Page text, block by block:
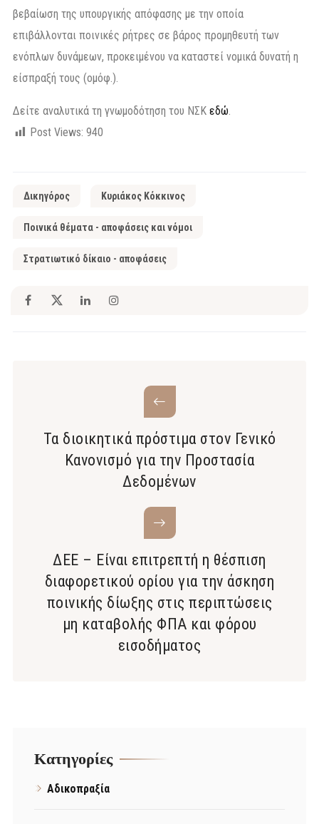
βεβαίωση της υπουργικής απόφασης με την οποία
επιβάλλονται ποινικές ρήτρες σε βάρος προμηθευτή των
ενόπλων δυνάμεων, προκειμένου να καταστεί νομικά δυνατή η
είσπραξή τους (ομόφ.).
Δείτε αναλυτικά τη γνωμοδότηση του ΝΣΚ εδώ
Post Views: 940
Δικηγόρος Κυριάκος Κόκκινος
Ποινικά θέματα - αποφάσεις και νόμοι
Στρατιωτικό δίκαιο - αποφάσεις
Τα διοικητικά πρόστιμα στον Γενικό
Κανονισμό για την Προστασία
Δεδομένων
ΔΕΕ – Είναι επιτρεπτή η θέσπιση
διαφορετικού ορίου για την άσκηση
ποινικής δίωξης στις περιπτώσεις
μη καταβολής ΦΠΑ και φόρου
εισοδήματος
Kατηγορίες
Αδικοπραξία